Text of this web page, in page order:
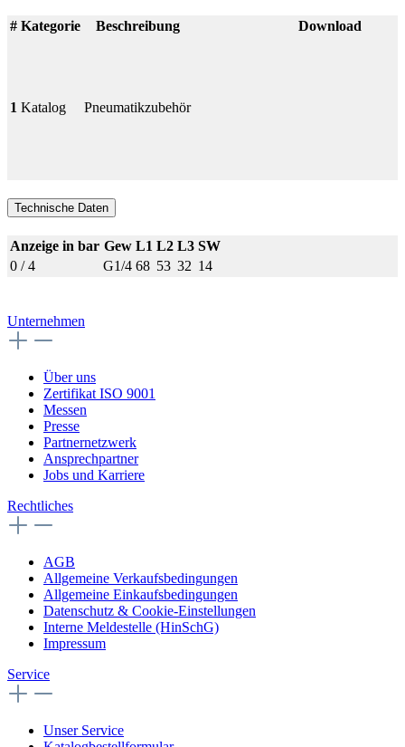
# Kategorie Beschreibung Download
1 Katalog Pneumatikzubehör
Technische Daten
Anzeige in bar Gew L1 L2 L3 SW
0 / 4
G1/4 68 53 32 14
Unternehmen
Über uns
Zertifikat ISO 9001
Messen
Presse
Partnernetzwerk
Ansprechpartner
Jobs und Karriere
Rechtliches
AGB
Allgemeine Verkaufsbedingungen
Allgemeine Einkaufsbedingungen
Datenschutz & Cookie-Einstellungen
Interne Meldestelle (HinSchG)
Impressum
Service
Unser Service